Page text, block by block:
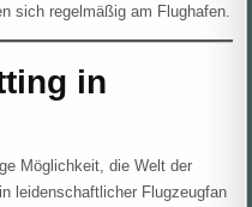
sich regelmäßig am Flughafen.
in
Möglichkeit, die Welt der
leidenschaftlicher Flugzeugfan